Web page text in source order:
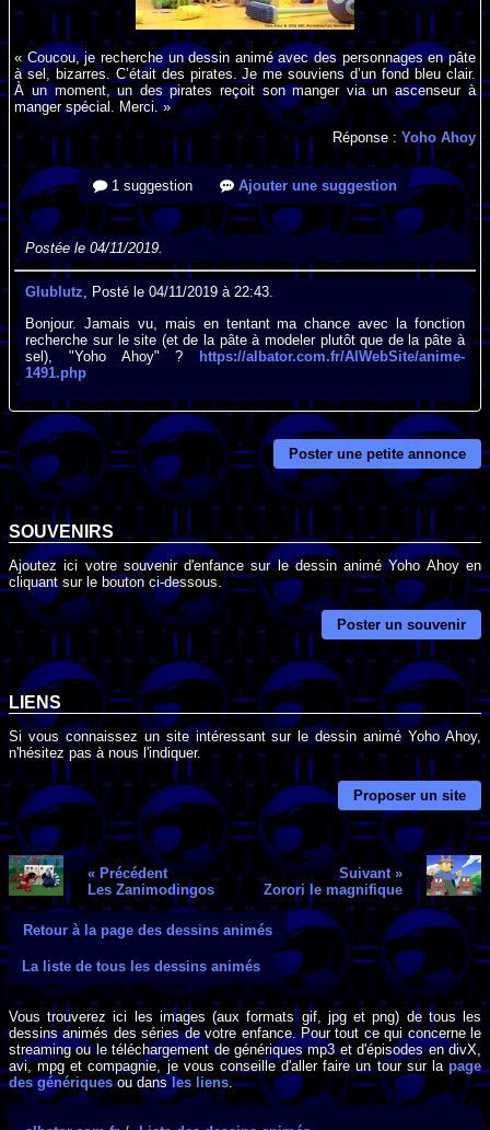
« Coucou, je recherche un dessin animé avec des personnages en pâte
à sel, bizarres. C’était des pirates. Je me souviens d’un fond bleu clair.
À un moment, un des pirates reçoit son manger via un ascenseur à
manger spécial. Merci. »
Réponse : Yoho Ahoy
1 suggestion Ajouter une suggestion
Postée le 04/11/2019.
Glublutz, Posté le 04/11/2019 à 22:43.
Bonjour. Jamais vu, mais en tentant ma chance avec la fonction
recherche sur le site (et de la pâte à modeler plutôt que de la pâte à
sel), "Yoho Ahoy" ?
https://albator.com.fr/AlWebSite/anime-
1491.php
Poster une petite annonce
SOUVENIRS
Ajoutez ici votre souvenir d'enfance sur le dessin animé Yoho Ahoy en
cliquant sur le bouton ci-dessous.
Poster un souvenir
LIENS
Si vous connaissez un site intéressant sur le dessin animé Yoho Ahoy,
n'hésitez pas à nous l'indiquer.
Proposer un site
« Précédent
Les Zanimodingos
Suivant »
Zorori le magnifique
Retour à la page des dessins animés
La liste de tous les dessins animés
Vous trouverez ici les images (aux formats gif, jpg et png) de tous les
dessins animés des séries de votre enfance. Pour tout ce qui concerne le
streaming ou le téléchargement de génériques mp3 et d'épisodes en divX,
avi, mpg et compagnie, je vous conseille d'aller faire un tour sur la page
des génériquesou dans les liens.